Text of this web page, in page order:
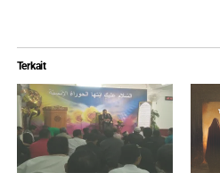
Terkait